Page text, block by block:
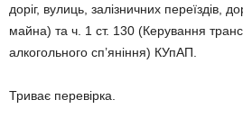
доріг, вулиць, залізничних переїздів,
майна) та ч. 1 ст. 130 (Керування
алкогольного сп’яніння) КУпАП.
Триває перевірка.